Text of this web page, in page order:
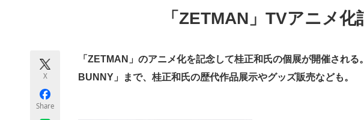
ITエンジニア向け専門サイト 企業向けIT製品の総合サイト
「ZETMAN」TVアニメ化
X
Share
「ZETMAN」のアニメ化を記念して桂正和氏の個展が開催され
BUNNY」まで、桂正和氏の歴代作品展示やグッズ販売なども。